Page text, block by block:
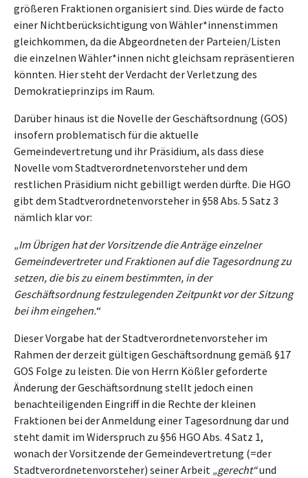
größeren Fraktionen organisiert sind. Dies würde de facto
einer Nichtberücksichtigung von Wähler*innenstimmen
gleichkommen, da die Abgeordneten der Parteien/Listen
die einzelnen Wähler*innen nicht gleichsam repräsentieren
könnten. Hier steht der Verdacht der Verletzung des
Demokratieprinzips im Raum.
Darüber hinaus ist die Novelle der Geschäftsordnung (GOS)
insofern problematisch für die aktuelle
Gemeindevertretung und ihr Präsidium, als dass diese
Novelle vom Stadtverordnetenvorsteher und dem
restlichen Präsidium nicht gebilligt werden dürfte. Die HGO
gibt dem Stadtverordnetenvorsteher in §58 Abs. 5 Satz 3
nämlich klar vor:
„Im Übrigen hat der Vorsitzende die Anträge einzelner
Gemeindevertreter und Fraktionen auf die Tagesordnung zu
setzen, die bis zu einem bestimmten, in der
Geschäftsordnung festzulegenden Zeitpunkt vor der Sitzung
bei ihm eingehen.“
Dieser Vorgabe hat der Stadtverordnetenvorsteher im
Rahmen der derzeit gültigen Geschäftsordnung gemäß §17
GOS Folge zu leisten. Die von Herrn Kößler geforderte
Änderung der Geschäftsordnung stellt jedoch einen
benachteiligenden Eingriff in die Rechte der kleinen
Fraktionen bei der Anmeldung einer Tagesordnung dar und
steht damit im Widerspruch zu §56 HGO Abs. 4 Satz 1,
wonach der Vorsitzende der Gemeindevertretung (=der
Stadtverordnetenvorsteher) seiner Arbeit „gerecht“und